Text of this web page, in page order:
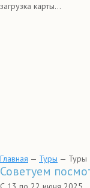
загрузка карты...
Главная — Туры — Туры
Советуем